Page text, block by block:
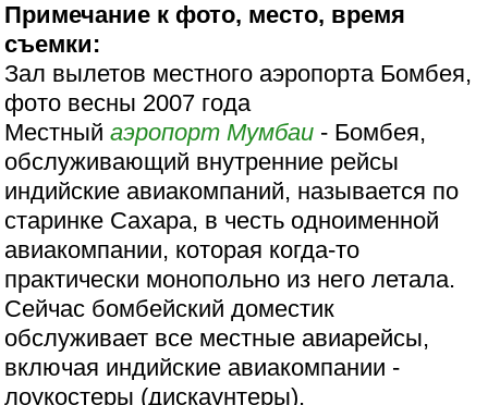
Примечание к фото, место, время
съемки:
Зал вылетов местного аэропорта Бомбея,
фото весны 2007 года
Местныйаэропорт Мумбаи - Бомбея,
обслуживающий внутренние рейсы
индийские авиакомпаний, называется по
старинке Сахара, в честь одноименной
авиакомпании, которая когда-то
практически монопольно из него летала.
Сейчас бомбейский доместик
обслуживает все местные авиарейсы,
включая индийские авиакомпании -
лоукостеры (дискаунтеры).